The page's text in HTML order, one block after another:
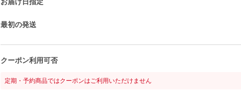
最初の発送
クーポン利用可否
定期・予約商品ではクーポンはご利用いただけません